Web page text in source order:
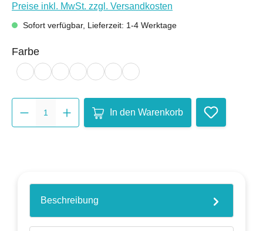
Preise inkl. MwSt. zzgl. Versandkosten
Sofort verfügbar, Lieferzeit: 1-4 Werktage
Farbeauswählen
Set blaugelbgrünlila orange
pink
Produkt Anzahl: Gib den
In den Warenkorb
Beschreibung